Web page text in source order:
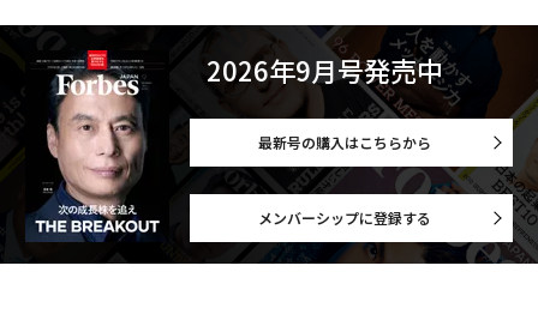
2026年9月号発売中
最新号の購入はこちらから
メンバーシップに登録する